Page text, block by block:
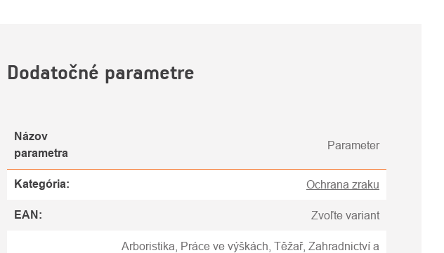
Dodatočné parametre
Názov
parametra
Parameter
Kategória: Ochrana zraku
EAN: Zvoľte variant
Arboristika, Práce ve výškách, Těžař, Zahradnictví a